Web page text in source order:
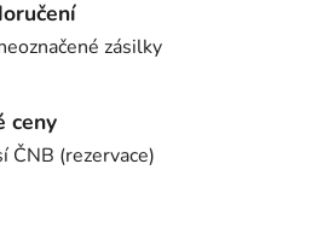
zásilky
ceny
ČNB (rezervace)